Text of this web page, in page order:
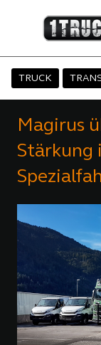
TRUCK
Magirus
Stärkung